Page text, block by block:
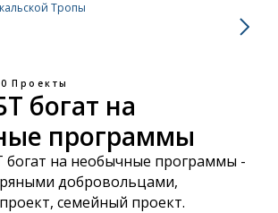
Тропы
Проекты
богат на
программы
богат на необычные программы -
добровольцами,
семейный проект.